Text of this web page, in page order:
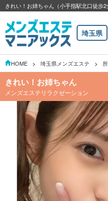
きれい！お姉ちゃん（小手指駅北口徒歩
埼玉県
HOME 埼玉県メンズエステ
きれい！お姉ちゃん
メンズエステリラクゼーション